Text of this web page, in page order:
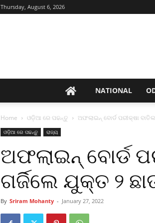
Thursday, August 6, 2026
NATIONAL
Home ଓଡ଼ିଆ ରେ ପଢନ୍ତୁ ଅଫଲାଇନ୍‌ ବୋର୍ଡ ପରୀକ୍ଷା
ଓଡ଼ିଆ ରେ ପଢନ୍ତୁ ରାଜ୍ୟ
ଅଫଲାଇନ୍‌ ବୋର୍ଡ
ଗର୍ଜିଲେ ଯୁକ୍ତ ୨
By Sriram Mohanty - January 27, 2022